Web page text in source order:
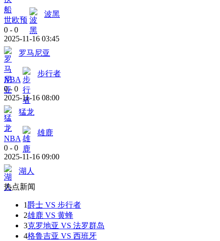
世欧预
波黑
0 - 0
2025-11-16 03:45
罗马尼亚
NBA
步行者
0 - 0
2025-11-16 08:00
猛龙
NBA
雄鹿
0 - 0
2025-11-16 09:00
湖人
热点新闻
1爵士 VS 步行者
2雄鹿 VS 黄蜂
3克罗地亚 VS 法罗群岛
4格鲁吉亚 VS 西班牙